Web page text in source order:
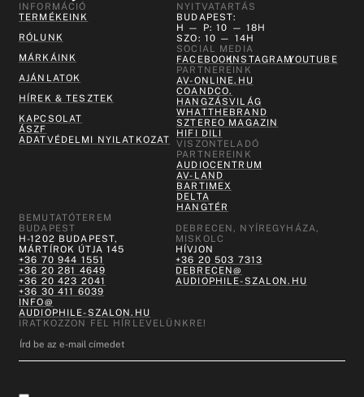
INFORMÁCIÓ
TERMÉKEINK
RÓLUNK
MÁRKÁINK
AJÁNLATOK
HÍREK & TESZTEK
KAPCSOLAT
ÁSZF
ADATVÉDELMI NYILATKOZAT
NYITVATARTÁS
BUDAPEST:
H — P: 10 — 18H
SZO: 10 — 14H
SOCIAL MEDIA
FACEBOOKINSTAGRAMYOUTUBE
PARTNEREINK
AV-ONLINE.HU
COANDCO.
HANGZÁSVILÁG
WHATTHEBRAND
SZTEREO MAGAZIN
HIFI DILI
VISZONTELADÓ
PARTNEREINK
AUDIOCENTRUM
AV-LAND
BARTIMEX
DELTA
HANGTÉR
BEMUTATÓTEREM
BUDAPEST
H-1202 BUDAPEST,
MÁRTÍROK ÚTJA 145
+36 70 944 1551
+36 20 281 4649
+36 20 423 2041
+36 30 411 6039
INFO@
AUDIOPHILE-SZALON.HU
DEBRECEN, NYÍREGYHÁZA,
MISKOLC
HÍVJON
+36 20 503 7313
DEBRECEN@
AUDIOPHILE-SZALON.HU
IRATKOZZON FEL HÍRLEVELÜNKRE!